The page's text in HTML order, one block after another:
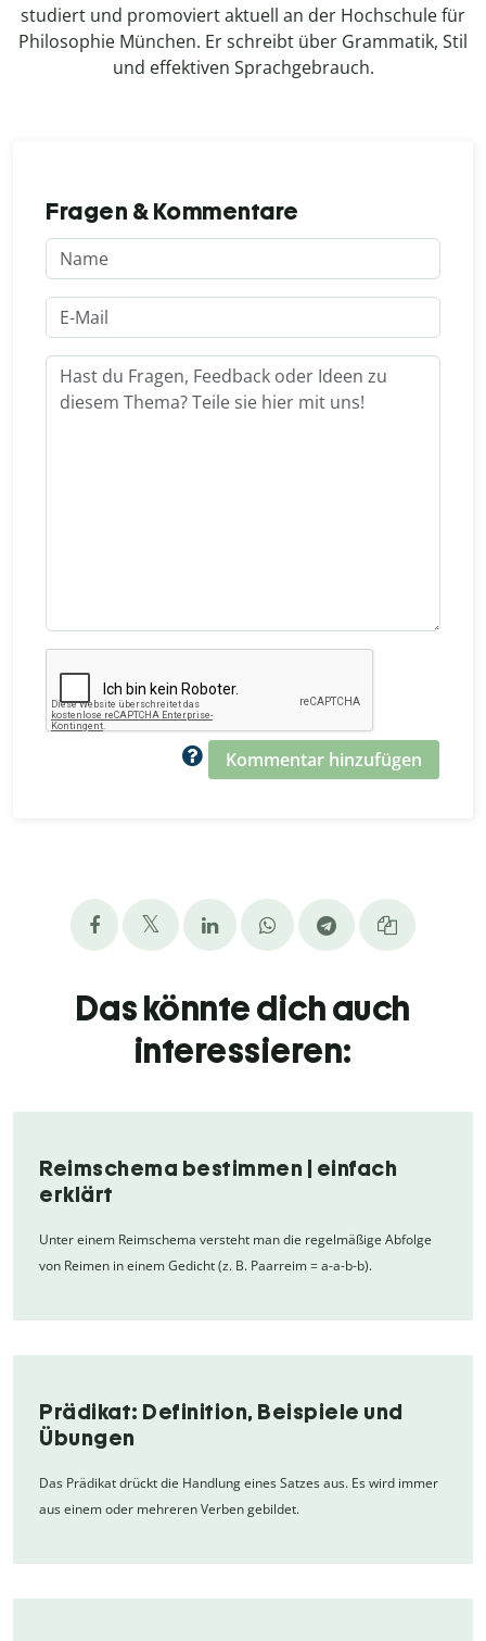
studiert und promoviert aktuell an der Hochschule für
Philosophie München. Er schreibt über Grammatik, Stil
und effektiven Sprachgebrauch.
Fragen & Kommentare
Kommentar hinzufügen
Das könnte dich auch
interessieren:
Reimschema bestimmen | einfach
erklärt
Unter einem Reimschema versteht man die regelmäßige Abfolge
von Reimen in einem Gedicht (z. B. Paarreim = a-a-b-b).
Prädikat: Definition, Beispiele und
Übungen
Das Prädikat drückt die Handlung eines Satzes aus. Es wird immer
aus einem oder mehreren Verben gebildet.